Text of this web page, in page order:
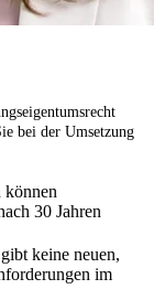
bei der Umsetzung
können
30 Jahren
keine neuen,
im